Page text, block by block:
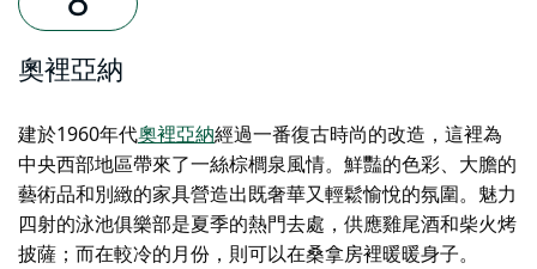
奧裡亞納
建於1960年代奧裡亞納經過一番復古時尚的改造，這裡為
中央西部地區帶來了一絲棕櫚泉風情。鮮豔的色彩、大膽的
藝術品和別緻的家具營造出既奢華又輕鬆愉悅的氛圍。魅力
四射的泳池俱樂部是夏季的熱門去處，供應雞尾酒和柴火烤
披薩；而在較冷的月份，則可以在桑拿房裡暖暖身子。